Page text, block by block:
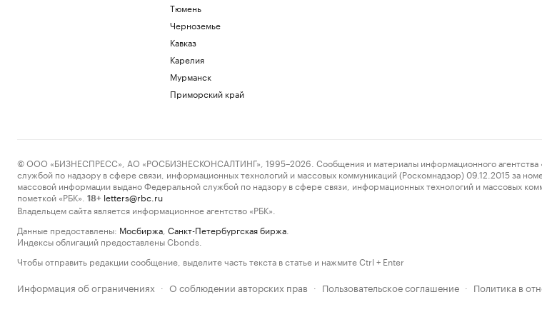
Тюмень
Черноземье
Кавказ
Карелия
Мурманск
Приморский край
© ООО «БИЗНЕСПРЕСС», АО «РОСБИЗНЕСКОНСАЛТИНГ», 1995–2026. Сообщения и материалы информационного агентства
службой по надзору в сфере связи, информационных технологий и массовых коммуникаций (Роскомнадзор) 09.12.2015 за
массовой информации выдано Федеральной службой по надзору в сфере связи, информационных технологий и массовых
пометкой «РБК».
18+ letters@rbc.ru
Владельцем сайта является информационное агентство «РБК».
Данные предоставлены: Мосбиржа Санкт-Петербургская биржа
Индексы облигаций предоставлены Cbonds.
Чтобы отправить редакции сообщение, выделите часть текста в статье и нажмите Ctrl + Enter
Информация об ограничениях · О соблюдении авторских прав · Пользовательское соглашение · Политика в